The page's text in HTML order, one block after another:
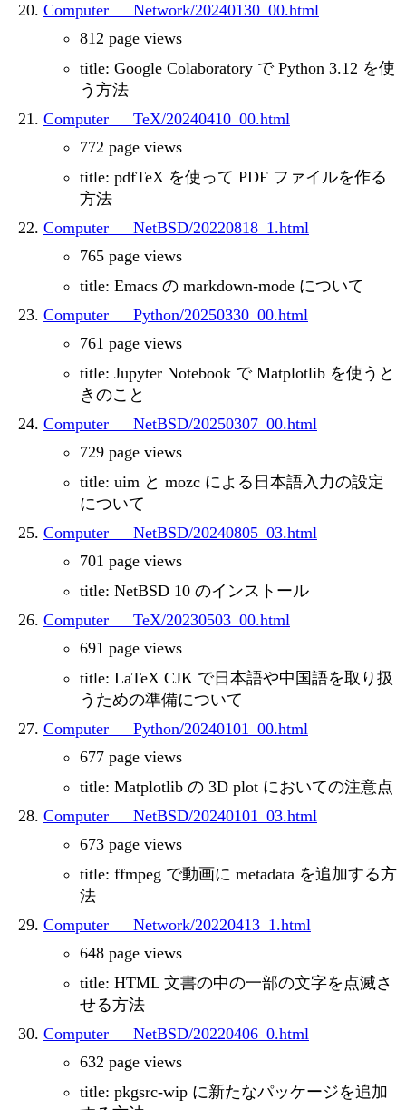
Computer___Network/20240130_00.html
812 page views
title: Google Colaboratory で Python 3.12 を使
う方法
Computer___TeX/20240410_00.html
772 page views
title: pdfTeX を使って PDF ファイルを作る
方法
Computer___NetBSD/20220818_1.html
765 page views
title: Emacs の markdown-mode について
Computer___Python/20250330_00.html
761 page views
title: Jupyter Notebook で Matplotlib を使うと
きのこと
Computer___NetBSD/20250307_00.html
729 page views
title: uim と mozc による日本語入力の設定
について
Computer___NetBSD/20240805_03.html
701 page views
title: NetBSD 10 のインストール
Computer___TeX/20230503_00.html
691 page views
title: LaTeX CJK で日本語や中国語を取り扱
うための準備について
Computer___Python/20240101_00.html
677 page views
title: Matplotlib の 3D plot においての注意点
Computer___NetBSD/20240101_03.html
673 page views
title: ffmpeg で動画に metadata を追加する方
法
Computer___Network/20220413_1.html
648 page views
title: HTML 文書の中の一部の文字を点滅さ
せる方法
Computer___NetBSD/20220406_0.html
632 page views
title: pkgsrc-wip に新たなパッケージを追加